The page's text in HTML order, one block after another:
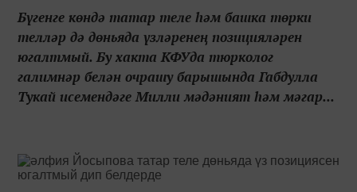
Бүгенге көндә татар теле һәм башка төрки
телләр дә дөньяда үзләренең позицияләрен
югалтмый. Бу хакта КФУда тюрколог
галимнәр белән очрашу барышында Габдулла
Тукай исемендәге Милли мәдәният һәм мәгар...